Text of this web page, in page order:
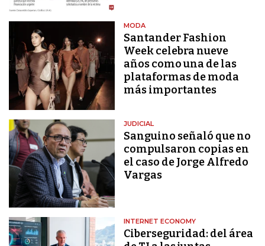
MODA
Santander Fashion
Week celebra nueve
años como una de las
plataformas de moda
más importantes
JUDICIAL
Sanguino señaló que no
compulsaron copias en
el caso de Jorge Alfredo
Vargas
INTERNET ECONOMY
Ciberseguridad: del área